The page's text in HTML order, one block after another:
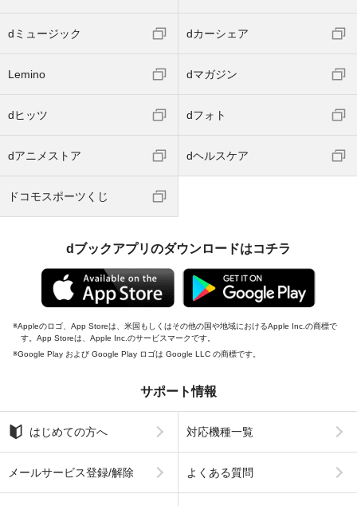
dミュージック dカーシェア
Lemino dマガジン
dヒッツ dフォト
dアニメストア dヘルスケア
ドコモスポーツくじ
dブックアプリのダウンロードはコチラ
Appleのロゴ、App Storeは、米国もしくはその他の国や地域におけるApple Inc.の商標で
す。App Storeは、Apple Inc.のサービスマークです。
Google Play および Google Play ロゴは Google LLC の商標です。
サポート情報
はじめての方へ 対応機種一覧
メールサービス登録/解除 よくある質問